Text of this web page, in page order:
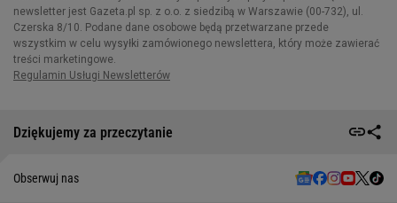
Dziękujemy za przeczytanie
Obserwuj nas